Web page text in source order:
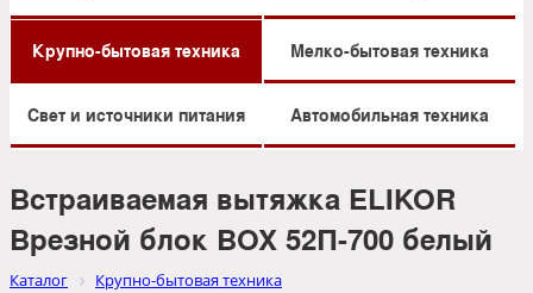
Крупно-бытовая техника Мелко-бытовая техника
Свет и источники питания Автомобильная техника
Встраиваемая вытяжка ELIKOR
Врезной блок BOX 52П-700 белый
Каталог
Крупно-бытовая техника